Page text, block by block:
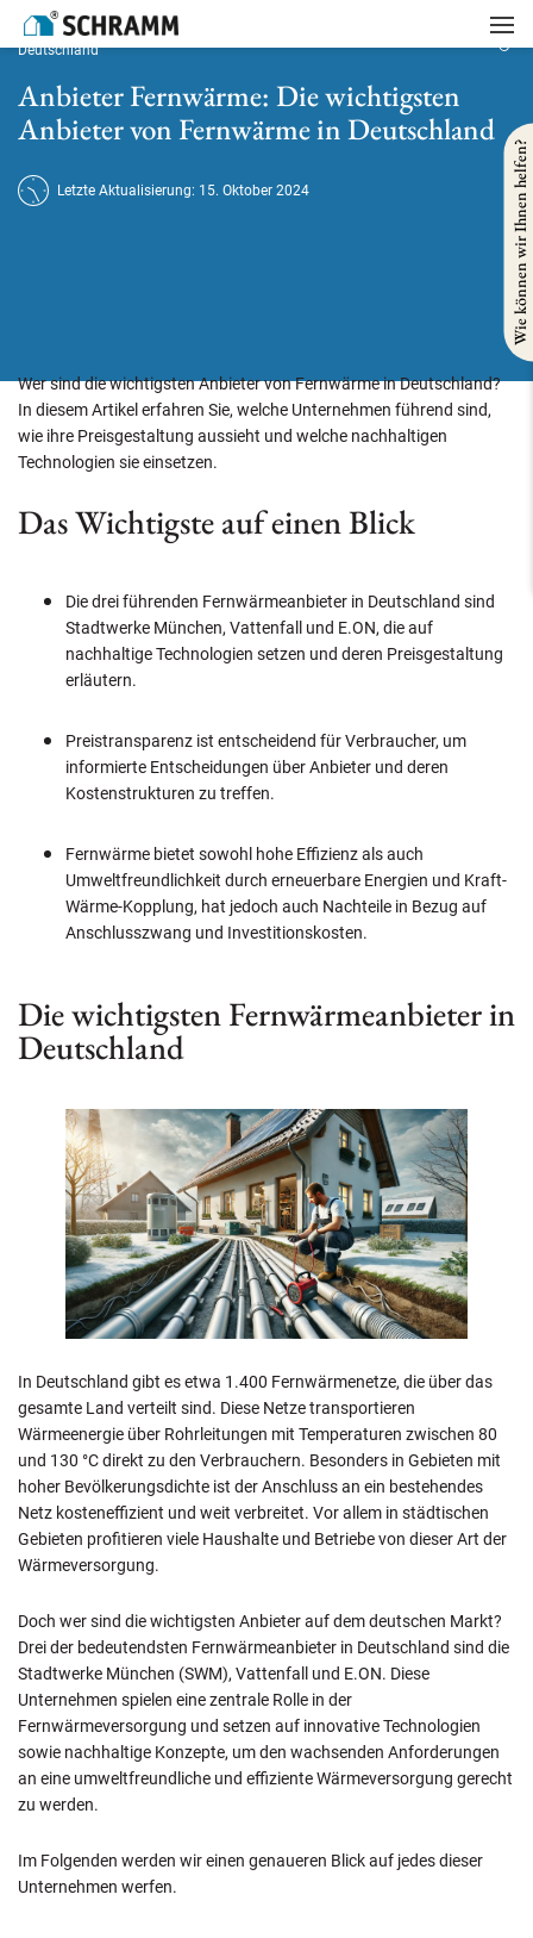
Startseite
Anbieter Fernwärme: Die wichtigsten Anbieter von Fernwärme in
Deutschland
Anbieter Fernwärme: Die wichtigsten
Anbieter von Fernwärme in Deutschland
Letzte Aktualisierung: 15. Oktober 2024
Wer sind die wichtigsten Anbieter von Fernwärme in Deutschland?
In diesem Artikel erfahren Sie, welche Unternehmen führend sind,
wie ihre Preisgestaltung aussieht und welche nachhaltigen
Technologien sie einsetzen.
Das Wichtigste auf einen Blick
Die drei führenden Fernwärmeanbieter in Deutschland sind
Stadtwerke München, Vattenfall und E.ON, die auf
nachhaltige Technologien setzen und deren Preisgestaltung
erläutern.
Preistransparenz ist entscheidend für Verbraucher, um
informierte Entscheidungen über Anbieter und deren
Kostenstrukturen zu treffen.
Fernwärme bietet sowohl hohe Effizienz als auch
Umweltfreundlichkeit durch erneuerbare Energien und Kraft-
Wärme-Kopplung, hat jedoch auch Nachteile in Bezug auf
Anschlusszwang und Investitionskosten.
Die wichtigsten Fernwärmeanbieter in
Deutschland
In Deutschland gibt es etwa 1.400 Fernwärmenetze, die über das
gesamte Land verteilt sind. Diese Netze transportieren
Wärmeenergie über Rohrleitungen mit Temperaturen zwischen 80
und 130 °C direkt zu den Verbrauchern. Besonders in Gebieten mit
hoher Bevölkerungsdichte ist der Anschluss an ein bestehendes
Netz kosteneffizient und weit verbreitet. Vor allem in städtischen
Gebieten profitieren viele Haushalte und Betriebe von dieser Art der
Wärmeversorgung.
Doch wer sind die wichtigsten Anbieter auf dem deutschen Markt?
Drei der bedeutendsten Fernwärmeanbieter in Deutschland sind die
Stadtwerke München (SWM), Vattenfall und E.ON. Diese
Unternehmen spielen eine zentrale Rolle in der
Fernwärmeversorgung und setzen auf innovative Technologien
sowie nachhaltige Konzepte, um den wachsenden Anforderungen
an eine umweltfreundliche und effiziente Wärmeversorgung gerecht
zu werden.
Im Folgenden werden wir einen genaueren Blick auf jedes dieser
Unternehmen werfen.
Wie können wir Ihnen helfen?